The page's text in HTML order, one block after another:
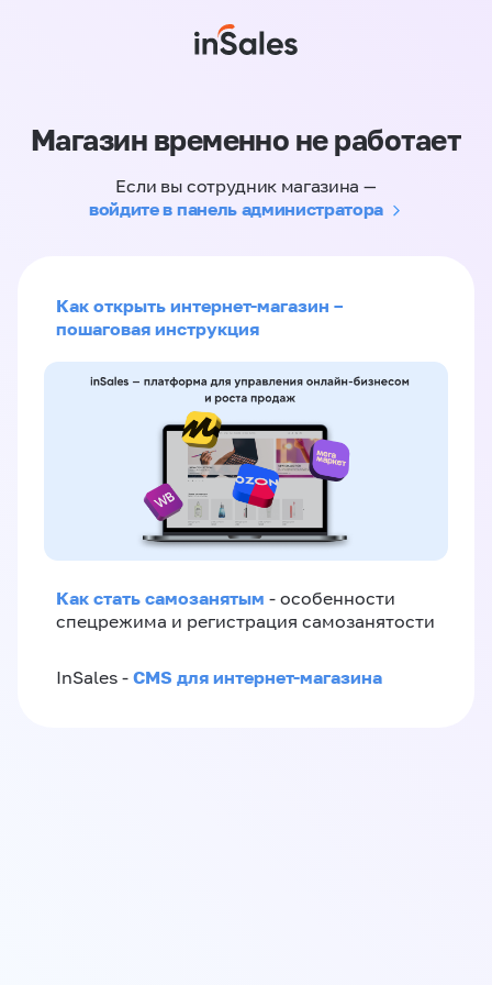
Магазин временно не работает
Если вы сотрудник магазина —
войдите в панель администратора
Как открыть интернет-магазин –
пошаговая инструкция
Как стать самозанятым - особенности
спецрежима и регистрация самозанятости
InSales - CMS для интернет-магазина